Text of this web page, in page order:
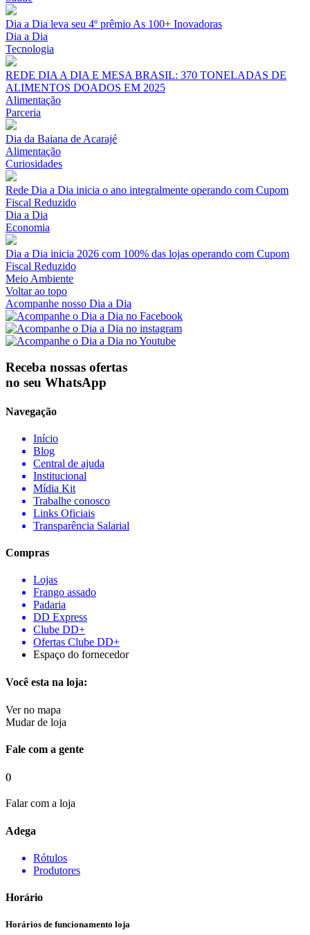
Dia a Dia leva seu 4º prêmio As 100+ Inovadoras
Dia a Dia
Tecnologia
REDE DIA A DIA E MESA BRASIL: 370 TONELADAS DE
ALIMENTOS DOADOS EM 2025
Alimentação
Parceria
Dia da Baiana de Acarajé
Alimentação
Curiosidades
Rede Dia a Dia inicia o ano integralmente operando com Cupom
Fiscal Reduzido
Dia a Dia
Economia
Dia a Dia inicia 2026 com 100% das lojas operando com Cupom
Fiscal Reduzido
Meio Ambiente
Voltar ao topo
Acompanhe nosso Dia a Dia
Receba nossas ofertas
no seu WhatsApp
Navegação
Início
Blog
Central de ajuda
Institucional
Mídia Kit
Trabalhe conosco
Links Oficiais
Transparência Salarial
Compras
Lojas
Frango assado
Padaria
DD Express
Clube DD+
Ofertas Clube DD+
Espaço do fornecedor
Você esta na loja:
Ver no mapa
Mudar de loja
Fale com a gente
()
Falar com a loja
Adega
Rótulos
Produtores
Horário
Horários de funcionamento loja